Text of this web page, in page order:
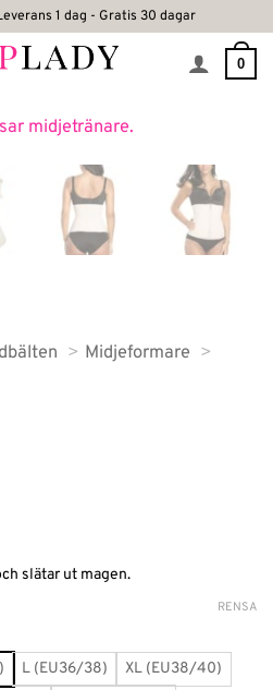
1 dag - Gratis 30 dagar
0
Midjeformare
slätar ut magen.
L (EU36/38)
XL (EU38/40)
RENSA